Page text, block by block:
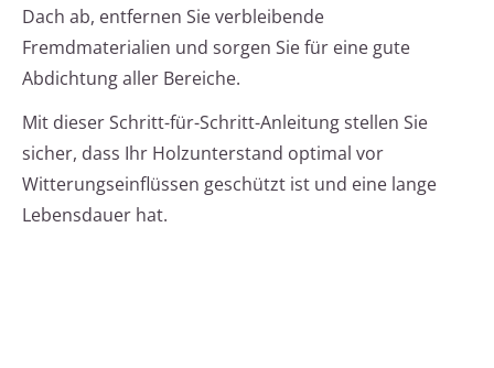
Dach ab, entfernen Sie verbleibende
Fremdmaterialien und sorgen Sie für eine gute
Abdichtung aller Bereiche.
Mit dieser Schritt-für-Schritt-Anleitung stellen Sie
sicher, dass Ihr Holzunterstand optimal vor
Witterungseinflüssen geschützt ist und eine lange
Lebensdauer hat.